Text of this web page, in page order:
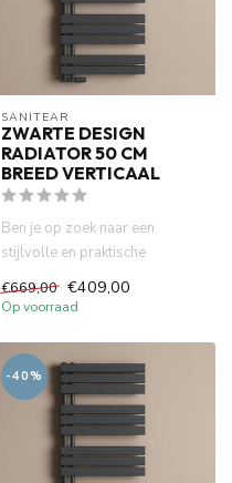
SANITEAR
ZWARTE DESIGN
RADIATOR 50 CM
BREED VERTICAAL
Ben je op zoek naar een
stijlvolle en praktische
oplossing om je badkamer te
ver...
€669,00 €409,00
Op voorraad
-40%